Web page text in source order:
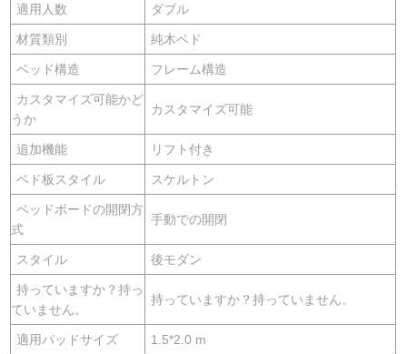
適用人数 ダブル
材質類別 純木ベド
ベッド構造 フレーム構造
カスタマイズ可能かど
うか
カスタマイズ可能
追加機能 リフト付き
ベド板スタイル スケルトン
ベッドボードの開閉方
式
手動での開閉
スタイル 後モダン
持っていますか？持っ
ていません。
持っていますか？持っていません。
適用パッドサイズ 1.5*2.0 m